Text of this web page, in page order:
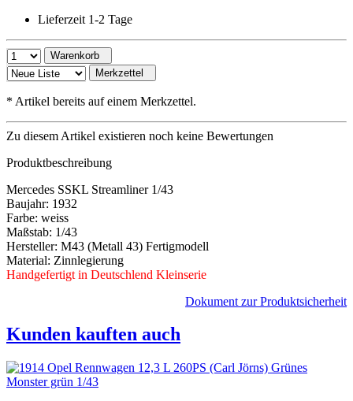
Lieferzeit 1-2 Tage
Warenkorb
Merkzettel
* Artikel bereits auf einem Merkzettel.
Zu diesem Artikel existieren noch keine Bewertungen
Produktbeschreibung
Mercedes SSKL Streamliner 1/43
Baujahr: 1932
Farbe: weiss
Maßstab: 1/43
Hersteller: M43 (Metall 43) Fertigmodell
Material: Zinnlegierung
Handgefertigt in Deutschlend Kleinserie
Dokument zur Produktsicherheit
Kunden kauften auch